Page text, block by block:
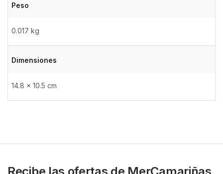
Peso
0.017 kg
Dimensiones
14.8 × 10.5 cm
Recibe las ofertas de MerCamariñas